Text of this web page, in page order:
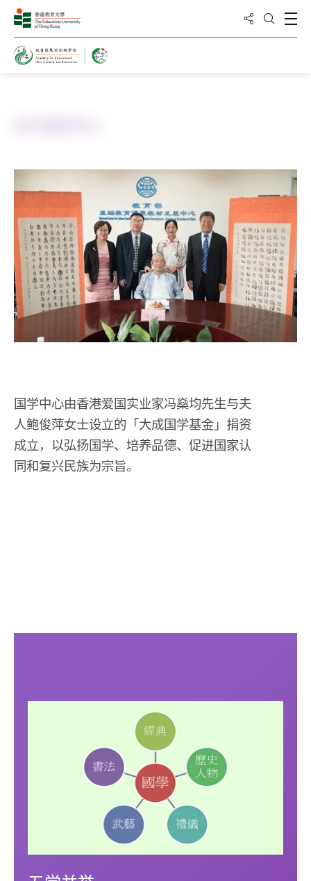
分享到打开搜
打
国学中心由香港爱国实业家冯燊均先生与夫
人鲍俊萍女士设立的「大成国学基金」捐资
成立，以弘扬国学、培养品德、促进国家认
同和复兴民族为宗旨。